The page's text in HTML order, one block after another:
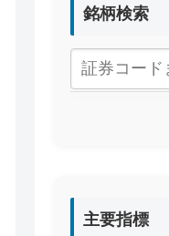
銘柄検索
主要指標